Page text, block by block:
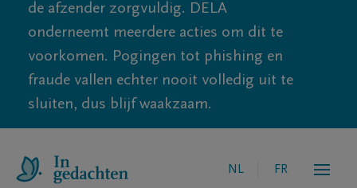
de afzender zorgvuldig. DELA
onderneemt meerdere acties om dit te
voorkomen. Pogingen tot phishing en
fraude vallen echter nooit volledig uit te
sluiten, dus blijf waakzaam.
NL FR